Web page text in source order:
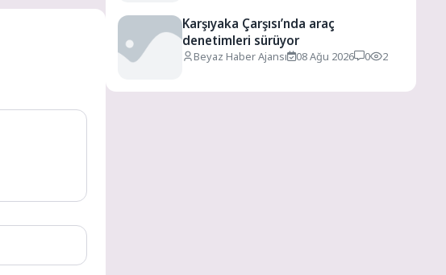
Karşıyaka Çarşısı’nda araç
denetimleri sürüyor
Beyaz Haber Ajansı 08 Ağu 2026 0 2